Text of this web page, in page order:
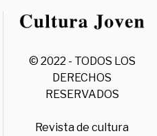
© 2022 - TODOS LOS
DERECHOS
RESERVADOS
Revista de cultura